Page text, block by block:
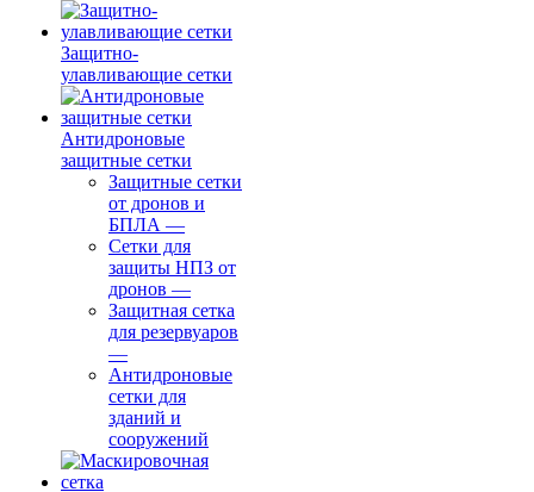
Защитно-
улавливающие сетки
Антидроновые
защитные сетки
Защитные сетки
от дронов и
БПЛА —
Сетки для
защиты НПЗ от
дронов —
Защитная сетка
для резервуаров
—
Антидроновые
сетки для
зданий и
сооружений